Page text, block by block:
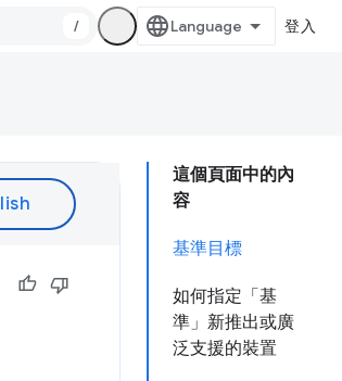
/ 登入
這個頁面中的內
容
基準目標
如何指定「基
準」新推出或廣
泛支援的裝置